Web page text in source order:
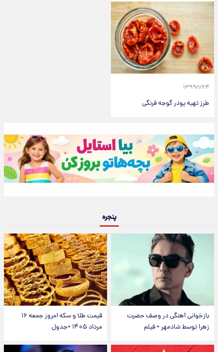
۱۳۹۹/۱/۲۴
طرز تهیه پودر گوجه فرنگی
پنجره
بازخوانی آهنگی در وصف حضرت
زهرا توسط شادمهر + فیلم
قیمت طلا و سکه امروز جمعه ۱۶
مرداد ۱۴۰۵ +جدول